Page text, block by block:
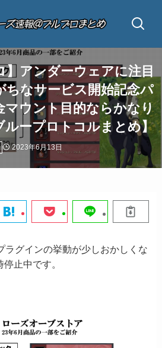
】アンダーウェアに注目
ちなサービス開始記念パ
マウント目的ならかなり
ループロトコルまとめ】
2023年6月13日
ラグインの挙動が少しおかしくな
止中です。